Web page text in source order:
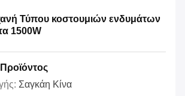
Τύπου κοστουμιών ενδυμάτων
1500W
Σαγκάη Κίνα